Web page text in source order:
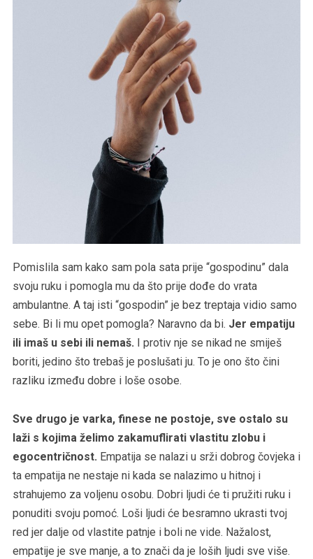
Pomislila sam kako sam pola sata prije “gospodinu” dala
svoju ruku i pomogla mu da što prije dođe do vrata
ambulantne. A taj isti “gospodin” je bez treptaja vidio samo
sebe. Bi li mu opet pomogla? Naravno da bi. Jer empatiju
ili imaš u sebi ili nemaš.
I protiv nje se nikad ne smiješ
boriti, jedino što trebaš je poslušati ju. To je ono što čini
razliku između dobre i loše osobe.
Sve drugo je varka, finese ne postoje, sve ostalo su
laži s kojima želimo zakamuflirati vlastitu zlobu i
egocentričnost. Empatija se nalazi u srži dobrog čovjeka i
ta empatija ne nestaje ni kada se nalazimo u hitnoj i
strahujemo za voljenu osobu. Dobri ljudi će ti pružiti ruku i
ponuditi svoju pomoć. Loši ljudi će besramno ukrasti tvoj
red jer dalje od vlastite patnje i boli ne vide. Nažalost,
empatije je sve manje, a to znači da je loših ljudi sve više.